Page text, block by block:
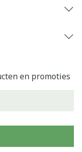
en promoties